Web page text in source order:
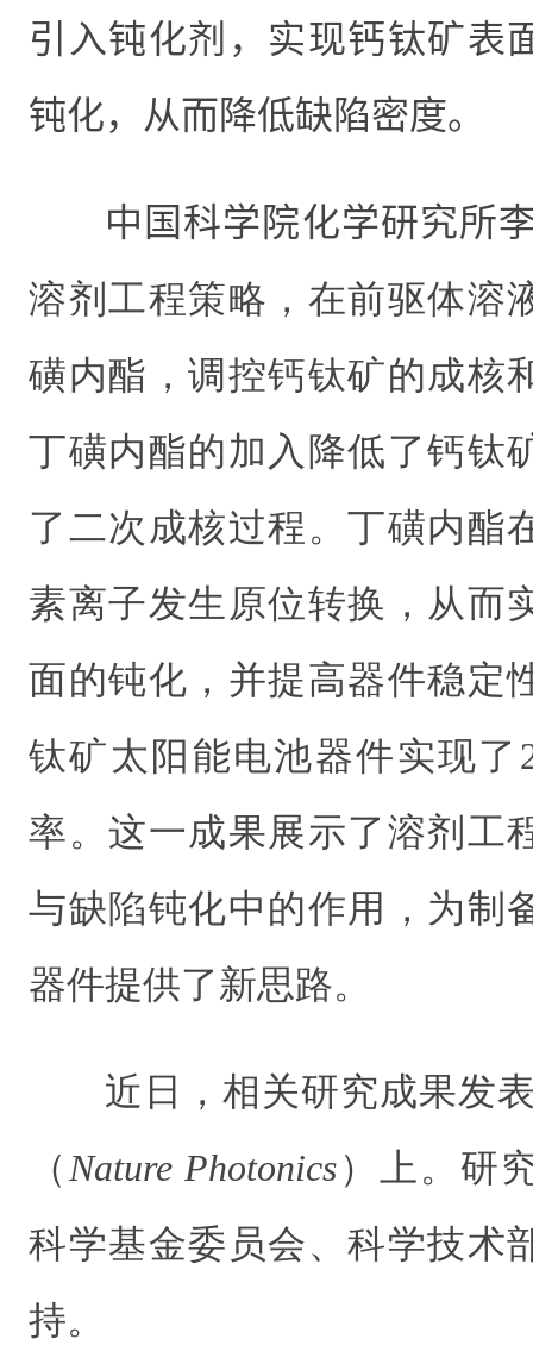
引入钝化剂，实现钙钛矿表
钝化，从而降低缺陷密度。
中国科学院化学研究所
溶剂工程策略，在前驱体溶
磺内酯，调控钙钛矿的成核
丁磺内酯的加入降低了钙钛
了二次成核过程。丁磺内酯
素离子发生原位转换，从而
面的钝化，并提高器件稳定
钛矿太阳能电池器件实现了
率。这一成果展示了溶剂工
与缺陷钝化中的作用，为制
器件提供了新思路。
近日，相关研究成果发
（ Nature Photonics）上。研
科学基金委员会、科学技术
持。